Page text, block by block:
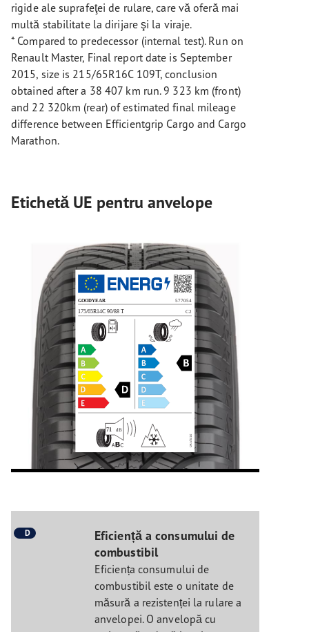
rigide ale suprafeţei de rulare, care vă oferă mai
multă stabilitate la dirijare şi la viraje.
* Compared to predecessor (internal test). Run on
Renault Master, Final report date is September
2015, size is 215/65R16C 109T, conclusion
obtained after a 38 407 km run. 9 323 km (front)
and 22 320km (rear) of estimated final mileage
difference between Efficientgrip Cargo and Cargo
Marathon.
Etichetă UE pentru anvelope
D
Eficiență a consumului de
combustibil
Eficiența consumului de
combustibil este o unitate de
măsură a rezistenței la rulare a
anvelopei. O anvelopă cu